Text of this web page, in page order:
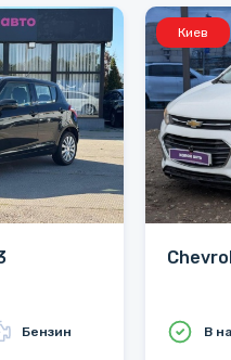
Бензин
Киев
В